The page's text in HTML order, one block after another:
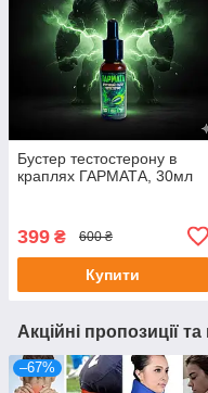
Бустер тестостерону в
краплях ГАРМАТА, 30мл
399 ₴ 600 ₴
Купити
Акційні пропозиції
–67%